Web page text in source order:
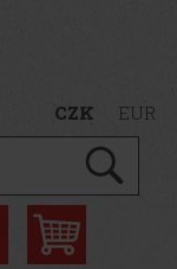
CZK EUR